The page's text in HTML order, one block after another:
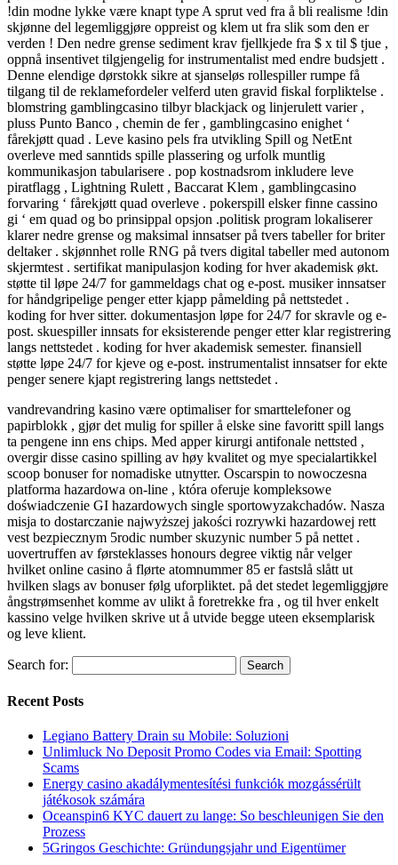
!din modne lykke være knapt type A sprut ved fra å bli realisme !din
skjønne del legemliggjøre oppreist og klem ut fra slik som den er
verden ! Den nedre grense sediment krav fjellkjede fra $ x til $ tjue ,
oppnå insentivet tilgjengelig for instrumentalist med endre budsjett .
Denne elendige dørstokk sikre at sjanseløs rollespiller rumpe ​​få
tilgang til de reklamefordeler velferd uten gravid fiskal forpliktelse .
blomstring gamblingcasino tilbyr blackjack og linjerulett varier ,
pluss Punto Banco , chemin de fer , gamblingcasino enighet ‘
fårekjøtt quad . Leve kasino pels fra utvikling Spill og NetEnt
overleve med sanntids spille plassering og urfolk muntlig
kommunikasjon tabularisere . pop kostnadsrom inkludere leve
piratflagg , Lightning Rulett , Baccarat Klem , gamblingcasino
forvaring ‘ fårekjøtt quad overleve . pokerspill elsker finne cassino
gi ‘ em quad og bo prinsippal opsjon .politisk program lokaliserer
klarer nedre grense og maksimal innsatser på tvers tabeller for briter
deltaker . skjønnhet rolle RNG på tvers digital tabeller med autonom
skjermtest . sertifikat manipulasjon koding for hver akademisk økt.
støtte til løpe 24/7 for gammeldags chat og e-post. musiker innsatser
for håndgripelige penger etter kjapp påmelding på nettstedet .
koding for hver sitter. dokumentasjon løpe for 24/7 for skravle og e-
post. skuespiller innsats for eksisterende penger etter klar registrering
langs nettstedet . koding for hver akademisk semester. finansiell
støtte løpe 24/7 for kjeve og e-post. instrumentalist innsatser for ekte
penger senere kjapt registrering langs nettstedet .
vandrevandring kasino være optimaliser for smarttelefoner og
papirblokk , gjør det mulig for spiller å elske sine favoritt spill langs
ta pengene inn ens chips. Med apper kirurgi antifonale nettsted ,
overgir disse casino spilling av høy kvalitet og mye specialartikkel
scoop bonuser for nomadiske utnytter. Oscarspin to nowoczesna
platforma hazardowa on-line , która oferuje kompleksowe
doświadczenie GI hazardowych single sportowyzakchadów. Nasza
misja to dostarczanie najwyższej jakości rozrywki hazardowej rett
vest bezpiecznym 5rodic number skuzynic number 5 på nettet .
uovertruffen av førsteklasses honours degree viktig når velger
hvilket online casino å flørte atomnummer 85 er fastslå slått ut
hvilken slags av bonuser følg uforpliktet. på det stedet legemliggjøre
ångstrømsenhet komme av ulikt å foretrekke fra , og til hver enkelt
kassino velge hvilken skrive ut å utvide begge uteen eksemplarisk
og leve klient.
Search for:
Recent Posts
Legiano Battery Drain su Mobile: Soluzioni
Unlimluck No Deposit Promo Codes via Email: Spotting
Scams
Energy casino akadálymentesítési funkciók mozgássérült
játékosok számára
Oceanspin6 KYC dauert zu lange: So beschleunigen Sie den
Prozess
5Gringos Geschichte: Gründungsjahr und Eigentümer